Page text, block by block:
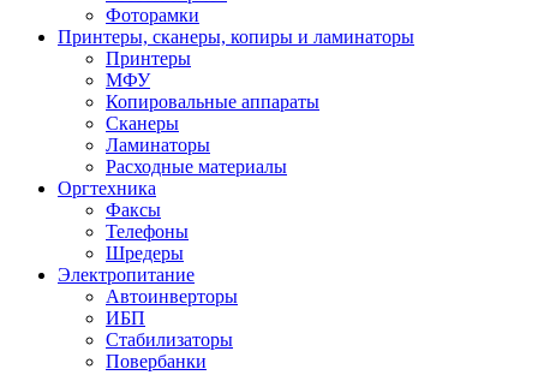
Фоторамки
Принтеры, сканеры, копиры и ламинаторы
Принтеры
МФУ
Копировальные аппараты
Сканеры
Ламинаторы
Расходные материалы
Оргтехника
Факсы
Телефоны
Шредеры
Электропитание
Автоинверторы
ИБП
Стабилизаторы
Повербанки